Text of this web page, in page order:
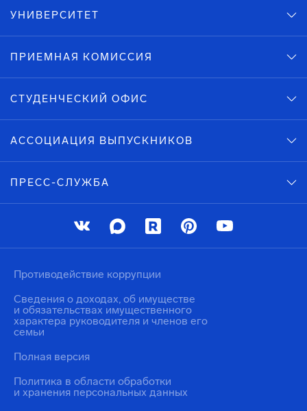
УНИВЕРСИТЕТ
ПРИЕМНАЯ КОМИССИЯ
СТУДЕНЧЕСКИЙ ОФИС
АССОЦИАЦИЯ ВЫПУСКНИКОВ
ПРЕСС-СЛУЖБА
Политика в области обработки
и хранения персональных данных
Противодействие коррупции
Сведения о доходах, об имуществе
и обязательствах имущественного
характера руководителя и членов его
семьи
Полная версия